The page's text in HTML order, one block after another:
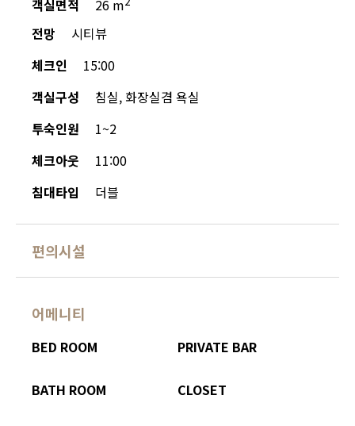
객실면적 26 m
전망
시티뷰
체크인
15:00
객실구성
침실, 화장실겸 욕실
투숙인원
1~2
체크아웃
11:00
침대타입
더블
편의시설
어메니티
BED ROOM PRIVATE BAR
BATH ROOM CLOSET